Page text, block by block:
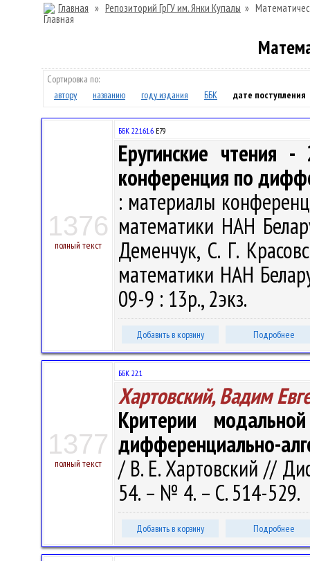
Главная » Репозиторий ГрГУ им. Янки Купалы »
Сортировка по:
автору
названию году издания ББК дате поступления
1376
полный текст
ББК 22.161.6 Е79
Еругинские чтения
конференция по
: материалы
математики НАН
Деменчук, С. Г.
математики НАН
09-9 : 13р., 2экз.
Добавить в корзину Подробнее
1377
полный текст
ББК 22.1
Хартовский, Вадим
Критерии
дифференциально-
/ В. Е. Хартовский //
54. – № 4. – С. 514-529.
Добавить в корзину Подробнее